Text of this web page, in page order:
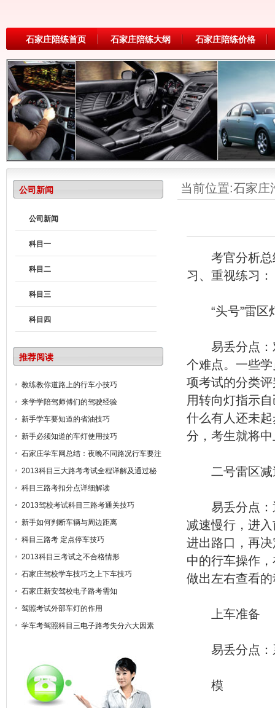
石家庄陪练首页 石家庄陪练大纲 石家庄陪练价格
公司新闻
公司新闻
科目一
科目二
科目三
科目四
推荐阅读
教练教你道路上的行车小技巧
来学学陪驾师傅们的驾驶经验
新手学车要知道的省油技巧
新手必须知道的车灯使用技巧
石家庄学车网总结：夜晚不同路况行车要注
2013科目三大路考考试全程详解及通过秘
科目三路考扣分点详细解读
2013驾校考试科目三路考通关技巧
新手如何判断车辆与周边距离
科目三路考 定点停车技巧
2013科目三考试之不合格情形
石家庄驾校学车技巧之上下车技巧
石家庄新安驾校电子路考需知
驾照考试外部车灯的作用
学车考驾照科目三电子路考失分六大因素
当前位置:石家庄
考官分析总结
习、重视练习：
“头号”雷区
易丢分点：对
个难点。一些
项考试的分类
用转向灯指示
什么有人还未
分，考生就将
二号雷区减
易丢分点：通
减速慢行，进
进出路口，再
中的行车操作
做出左右查看
上车准备
易丢分点：
模